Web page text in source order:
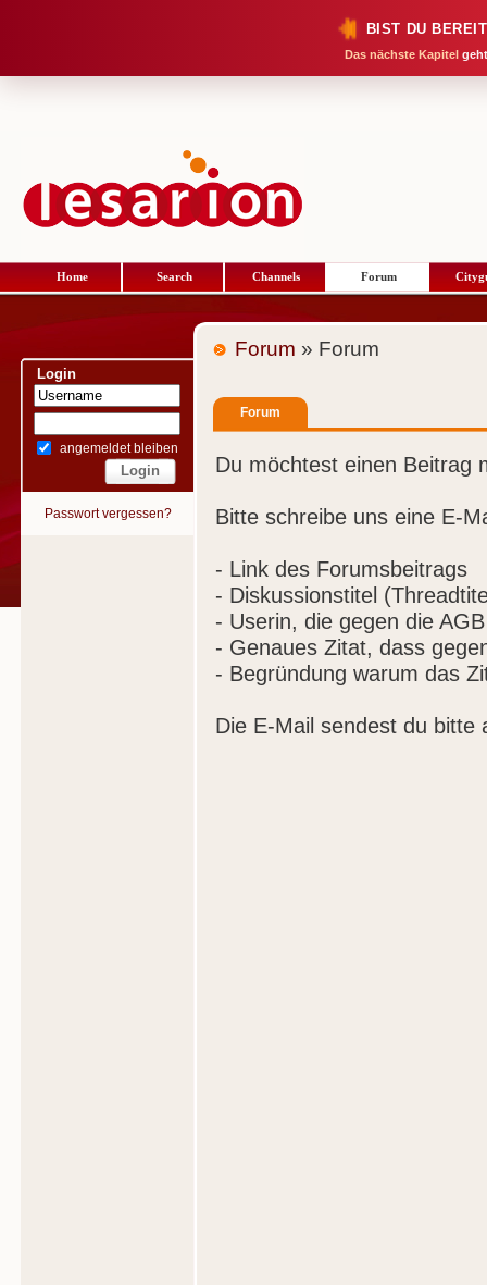
BIST DU
Das nächste Kapitel
Home Search Channels Forum
Login
angemeldet bleiben
Passwort vergessen?
Forum » Forum
Forum
Du möchtest einen Beitrag
Bitte schreibe uns eine E-
- Link des Forumsbeitrags
- Diskussionstitel
- Userin, die gegen die
- Genaues Zitat, dass
- Begründung warum das
Die E-Mail sendest du bitte